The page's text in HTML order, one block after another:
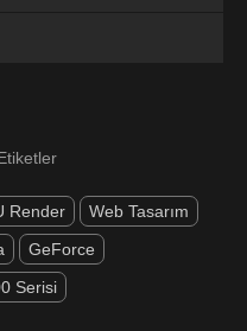
Render
Web Tasarım
GeForce
Serisi